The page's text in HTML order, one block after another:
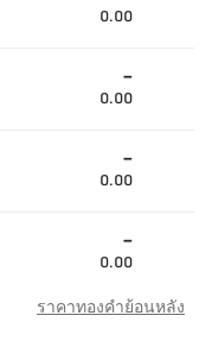
0.00
-
0.00
-
0.00
-
0.00
ราคาทองคำย้อนหลัง